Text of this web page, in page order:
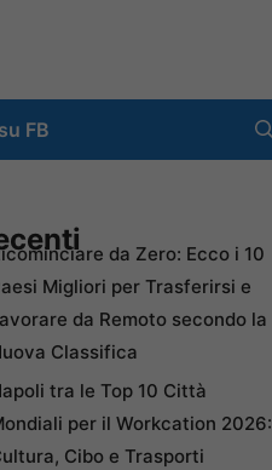
FB
da Zero: Ecco i 10
Migliori per Trasferirsi e
da Remoto secondo la
Classifica
tra le Top 10 Città
per il Workcation 2026:
Cibo e Trasporti